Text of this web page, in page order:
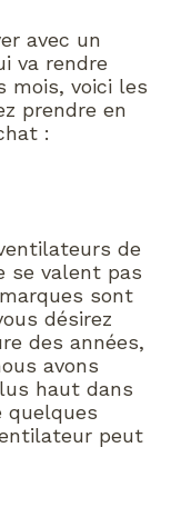
avec un
va rendre
mois, voici les
prendre en
:
de
se valent pas
sont
désirez
des années,
avons
haut dans
quelques
peut